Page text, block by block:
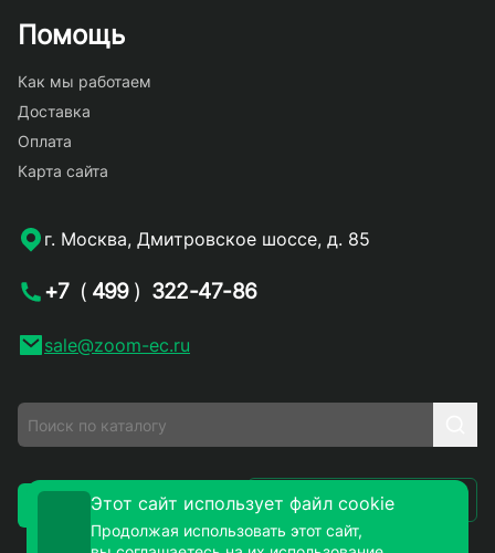
Помощь
Как мы работаем
Доставка
Оплата
Карта сайта
г. Москва, Дмитровское шоссе, д. 85
+7 ( 499 ) 322-47-86
sale@zoom-ec.ru
Заказать звонок Написать письмо
Этот сайт использует файл cookie
Продолжая использовать этот сайт,